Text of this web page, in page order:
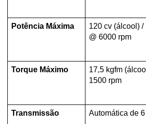
Potência Máxima
120 cv (álcool)
@ 6000 rpm
Torque Máximo
17,5 kgfm
1500 rpm
Transmissão Automática de